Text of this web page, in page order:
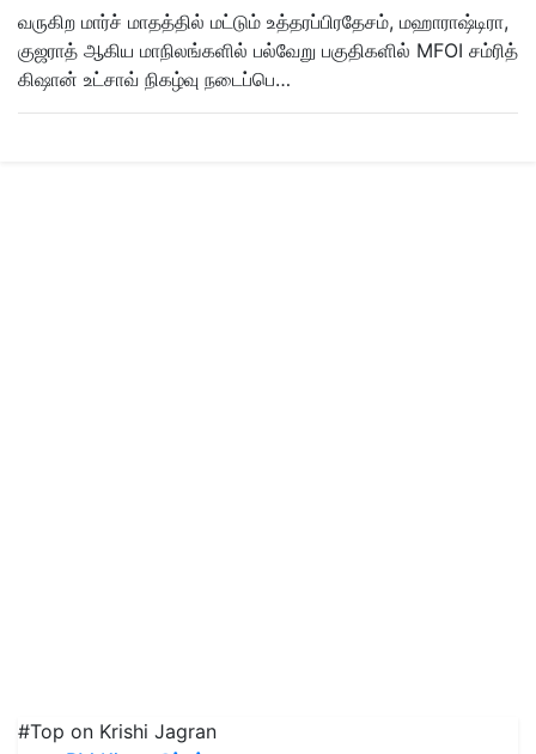
வருகிற மார்ச் மாதத்தில் மட்டும் உத்தரப்பிரதேசம், மஹாராஷ்டிரா,
குஜராத் ஆகிய மாநிலங்களில் பல்வேறு பகுதிகளில் MFOI சம்ரித்
கிஷான் உட்சாவ் நிகழ்வு நடைப்பெ…
#Top on Krishi Jagran